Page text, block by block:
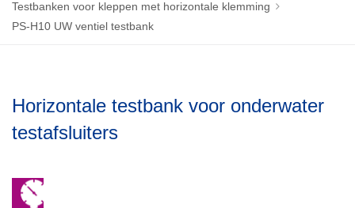
Testbanken voor kleppen met horizontale klemming
PS-H10 UW ventiel testbank
Horizontale testbank voor onderwater
testafsluiters